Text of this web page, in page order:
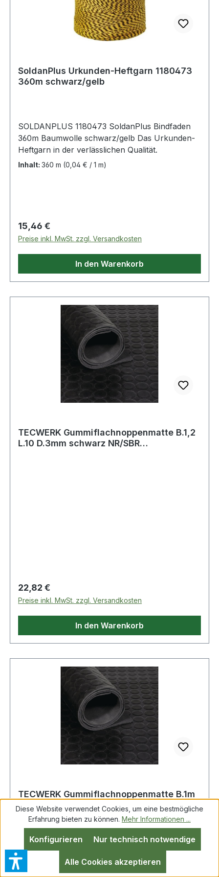
SoldanPlus Urkunden-Heftgarn 1180473
360m schwarz/gelb
SOLDANPLUS 1180473 SoldanPlus Bindfaden
360m Baumwolle schwarz/gelb Das Urkunden-
Heftgarn in der verlässlichen Qualität.
Inhalt: 360 m (0,04 € / 1 m)
Regulärer Preis:
15,46 €
Preise inkl. MwSt. zzgl. Versandkosten
In den Warenkorb
TECWERK Gummiflachnoppenmatte B.1,2
L.10 D.3mm schwarz NR/SBR
Regulärer Preis:
22,82 €
Preise inkl. MwSt. zzgl. Versandkosten
In den Warenkorb
TECWERK Gummiflachnoppenmatte B.1m
L.10m D.3mm schwarz NR/SBR
o.Gewebeeinlage T
Diese Website verwendet Cookies, um eine bestmögliche
Erfahrung bieten zu können. Mehr Informationen ...
Nur technisch notwendige
Konfigurieren
Alle Cookies akzeptieren